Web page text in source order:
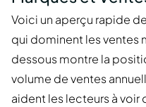
Voici un aperçu rapide
qui dominent les ventes
dessous montre la
volume de ventes
aident les lecteurs à